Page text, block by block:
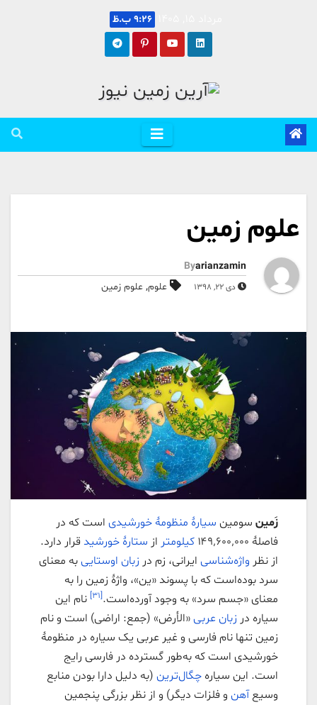
9:26 ب.ظ
علوم زمین
Byarianzamin
دی 22, 1398 علوم, علوم زمین
زَمین سومین سیارهٔ منظومهٔ خورشیدی است که در
فاصلهٔ ۱۴۹٬۶۰۰٬۰۰۰
کیلومتر از ستارهٔ خورشید قرار دارد.
از نظر واژه‌شناسی ایرانی، زم در زبان اوستایی به معنای
سرد بوده‌است که با پسوند «ین»، واژهٔ زمین را به
معنای «جسم سرد» به وجود آورده‌است.
نام این
سیاره در زبان عربی «الأرض» (جمع: اراضی) است و نام
زمین تنها نام فارسی و غیر عربی یک سیاره در منظومهٔ
خورشیدی است که به‌طور گسترده در فارسی رایج
است. این سیاره چگال‌ترین (به دلیل دارا بودن منابع
وسیعآهن و فلزات دیگر) و از نظر بزرگی پنجمین